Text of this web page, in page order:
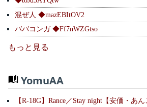
混ぜ人 ◆mazEBItOV2
ババコンガ ◆Ff7nWZGtso
もっと見る
YomuAA
【R-18G】Rance／Stay night【安価・あん